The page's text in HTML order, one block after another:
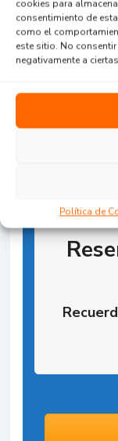
cookies para
consentimiento de
como el
este sitio. No
negativamente a
Política de
Agent
...